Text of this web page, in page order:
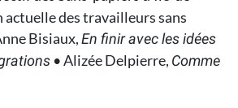
actuelle des travailleurs sans
Bisiaux,En finir avec les idées
• Alizée Delpierre, Comme